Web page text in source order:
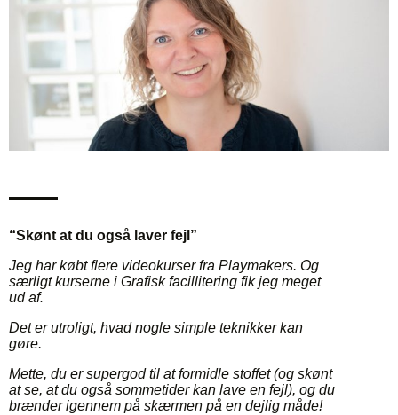
“Skønt at du også laver fejl”
Jeg har købt flere videokurser fra Playmakers. Og
særligt kurserne i Grafisk facillitering fik jeg meget
ud af.
Det er utroligt, hvad nogle simple teknikker kan
gøre.
Mette, du er supergod til at formidle stoffet (og skønt
at se, at du også sommetider kan lave en fejl), og du
brænder igennem på skærmen på en dejlig måde!